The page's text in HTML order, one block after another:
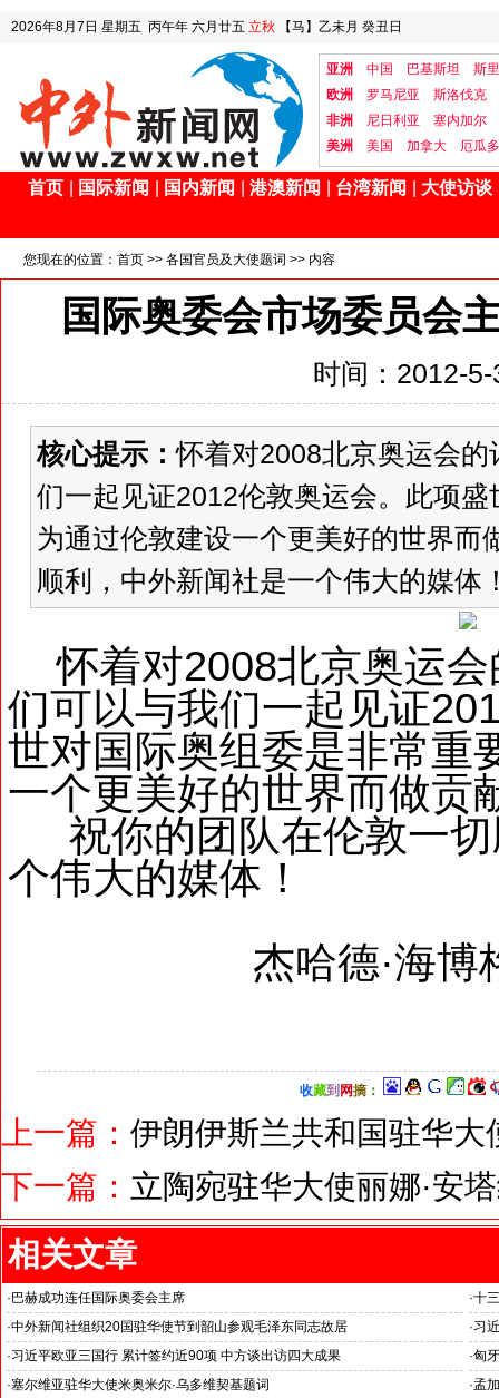
2026年8月7日 星期五 丙午年 六月廿五 立秋 【马】乙未月 癸丑日
亚洲 中国 巴基斯坦
斯
欧洲
罗马尼亚
斯洛伐克
非洲
尼日利亚
塞内加尔
美洲
美国 加拿大 厄瓜
首页 国际新闻 国内新闻 港澳新闻 台湾新闻 大使访谈
您现在的位置： 首页 >> 各国官员及大使题词 >> 内容
国际奥委会市场委员会
时间：2012-
核心提示：怀着对2008北京奥运会
们一起见证2012伦敦奥运会。此项
为通过伦敦建设一个更美好的世界而
顺利，中外新闻社是一个伟大的媒体
怀着对2008北京奥运会
们可以与我们一起见证
世对国际奥组委是非常重
一个更美好的世界而做贡
祝你的团队在伦敦一切
个伟大的媒体！
杰哈德·海博
收藏到 网摘：
上一篇： 伊朗伊斯兰共和国驻华
下一篇： 立陶宛驻华大使丽娜·安
相关文章
· 巴赫成功连任国际奥委会主席 ·十
·中外新闻社组织20国驻华使节到韶山参观毛泽东同志故居 ·习
·习近平欧亚三国行 累计签约近90项 中方谈出访四大成果 ·匈
·塞尔维亚驻华大使米奥米尔·乌多维契基题词 ·孟